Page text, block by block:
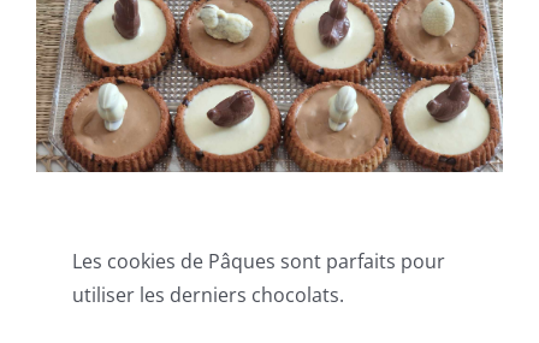
Les cookies de Pâques sont parfaits pour
utiliser les derniers chocolats.